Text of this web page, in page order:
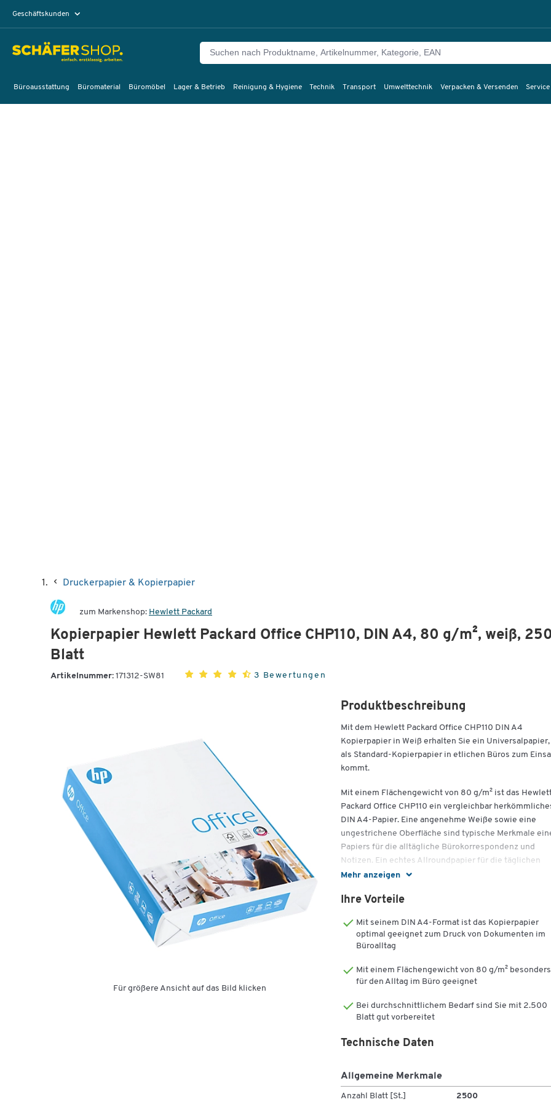
Geschäftskunden
Büroausstattung Büromaterial Büromöbel Lager & Betrieb Reinigung & Hygiene Technik Transport Umwelttechnik Verpacken & Versenden
Druckerpapier & Kopierpapier
zum Markenshop: Hewlett Packard
Kopierpapier Hewlett Packard Office CHP110, DIN A4, 80 g/m², weiß,
Blatt
Artikelnummer: 171312-SW81 3 Bewertungen
Für größere Ansicht auf das Bild klicken
Mehr anzeigen
Produktbeschreibung
Mit dem Hewlett Packard Office CHP110 DIN A4
Kopierpapier in Weiß erhalten Sie ein Universalpapier,
als Standard-Kopierpapier in etlichen Büros zum
kommt.
Mit einem Flächengewicht von 80 g/m² ist das
Packard Office CHP110 ein vergleichbar
DIN A4-Papier. Eine angenehme Weiße sowie eine
ungestrichene Oberfläche sind typische Merkmale
Papiers für die alltägliche Bürokorrespondenz und
Notizen. Ein echtes Allroundpapier für die täglichen
Arbeiten, die im Büro so anfallen.
Beim Druckerdurchlauf und bei der Sorterauslastung
Oberflächenglätte eine wichtige Rolle. Bei diesem
Hochleistungspapier können Sie dank exzellenter
Planlage sicher sein, dass lästige Papierstaus auch bei
sehr hohen Druckaufkommen vermieden werden.
Die gesetzlichen Aufbewahrungsfristen. Dokumente,
an diese gebunden sind, drucken Sie im Idealfall auf
In puncto Gesundheits- und Sozialverantwortung,
sich das Papier beweisen. Dafür steht Office CHP110
Zertifizierungen wie ISO 14001, OHSAS 18001 und FSC
ein. Das DIN A4 Kopierpapier Office CHP110 von
Ihre Vorteile
Mit seinem DIN A4-Format ist das Kopierpapier
optimal geeignet zum Druck von Dokumenten im
Büroalltag
Mit einem Flächengewicht von 80 g/m²
für den Alltag im Büro geeignet
Bei durchschnittlichem Bedarf sind Sie mit 2.500
Blatt gut vorbereitet
Technische Daten
Allgemeine Merkmale
Anzahl Blatt [St.] 2500